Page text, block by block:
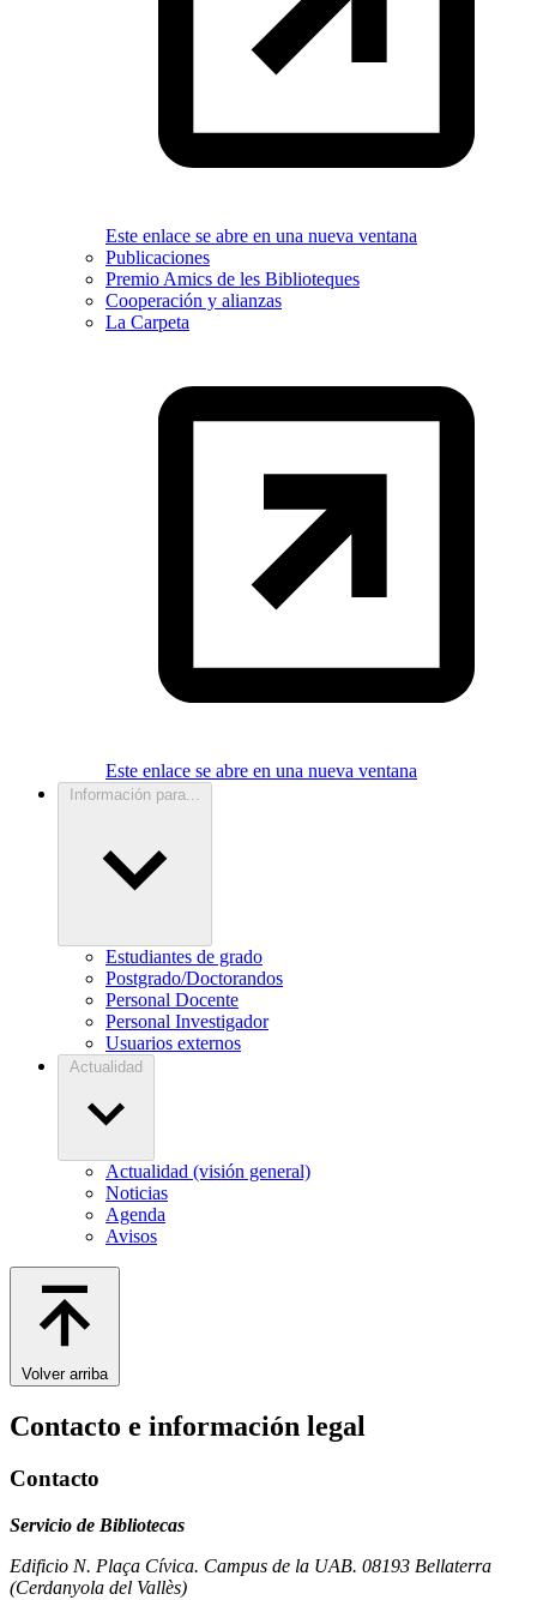
Este enlace se abre en una nueva ventana
Publicaciones
Premio Amics de les Biblioteques
Cooperación y alianzas
La Carpeta
Este enlace se abre en una nueva ventana
Información para...
Estudiantes de grado
Postgrado/Doctorandos
Personal Docente
Personal Investigador
Usuarios externos
Actualidad
Actualidad (visión general)
Noticias
Agenda
Avisos
Volver arriba
Contacto e información legal
Contacto
Servicio de Bibliotecas
Edificio N. Plaça Cívica. Campus de la UAB. 08193 Bellaterra
(Cerdanyola del Vallès)